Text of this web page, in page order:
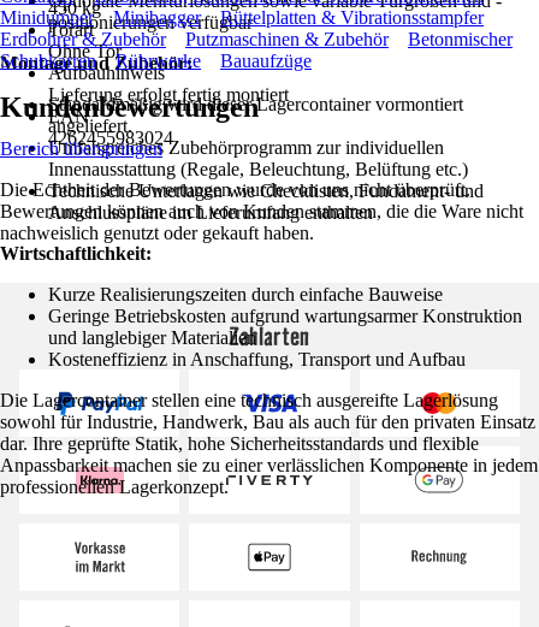
450 kg
Torart
Ohne Tor
Aufbauhinweis
Lieferung erfolgt fertig montiert
EAN
4262455983024
positionierungen verfügbar
Montage und Zubehör:
Standardmäßig wird dieser Lagercontainer vormontiert
angeliefert.
Umfangreiches Zubehörprogramm zur individuellen
Innenausstattung (Regale, Beleuchtung, Belüftung etc.)
Technische Unterlagen wie Checklisten, Fundament- und
Anschlusspläne im Lieferumfang enthalten
Wirtschaftlichkeit:
Kurze Realisierungszeiten durch einfache Bauweise
Geringe Betriebskosten aufgrund wartungsarmer Konstruktion
und langlebiger Materialien
Kosteneffizienz in Anschaffung, Transport und Aufbau
Die Lagercontainer stellen eine technisch ausgereifte Lagerlösung
sowohl für Industrie, Handwerk, Bau als auch für den privaten Einsatz
dar. Ihre geprüfte Statik, hohe Sicherheitsstandards und flexible
Anpassbarkeit machen sie zu einer verlässlichen Komponente in jedem
professionellen Lagerkonzept.
Minidumper
Minibagger
Rüttelplatten & Vibrationsstampfer
Erdbohrer & Zubehör
Putzmaschinen & Zubehör
Betonmischer
Schubkarren
Rührwerke Bauaufzüge
Kundenbewertungen
Bereich überspringen
Die Echtheit der Bewertungen wurde von uns nicht überprüft.
Bewertungen können auch von Kunden stammen, die die Ware nicht
nachweislich genutzt oder gekauft haben.
Zahlarten